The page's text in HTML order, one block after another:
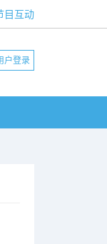
互动
户登录